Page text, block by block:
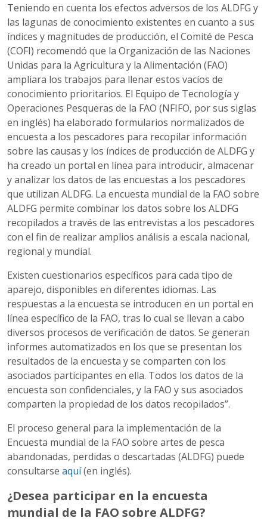
Teniendo en cuenta los efectos adversos de los ALDFG y
las lagunas de conocimiento existentes en cuanto a sus
índices y magnitudes de producción, el Comité de Pesca
(COFI) recomendó que la Organización de las Naciones
Unidas para la Agricultura y la Alimentación (FAO)
ampliara los trabajos para llenar estos vacíos de
conocimiento prioritarios. El Equipo de Tecnología y
Operaciones Pesqueras de la FAO (NFIFO, por sus siglas
en inglés) ha elaborado formularios normalizados de
encuesta a los pescadores para recopilar información
sobre las causas y los índices de producción de ALDFG y
ha creado un portal en línea para introducir, almacenar
y analizar los datos de las encuestas a los pescadores
que utilizan ALDFG. La encuesta mundial de la FAO sobre
ALDFG permite combinar los datos sobre los ALDFG
recopilados a través de las entrevistas a los pescadores
con el fin de realizar amplios análisis a escala nacional,
regional y mundial.
Existen cuestionarios específicos para cada tipo de
aparejo, disponibles en diferentes idiomas. Las
respuestas a la encuesta se introducen en un portal en
línea específico de la FAO, tras lo cual se llevan a cabo
diversos procesos de verificación de datos. Se generan
informes automatizados en los que se presentan los
resultados de la encuesta y se comparten con los
asociados participantes en ella. Todos los datos de la
encuesta son confidenciales, y la FAO y sus asociados
comparten la propiedad de los datos recopilados”.
El proceso general para la implementación de la
Encuesta mundial de la FAO sobre artes de pesca
abandonadas, perdidas o descartadas (ALDFG) puede
consultarse aquí(en inglés).
¿Desea participar en la encuesta
mundial de la FAO sobre ALDFG?